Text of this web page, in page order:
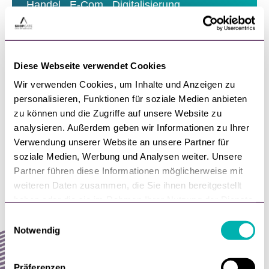
Diese Webseite verwendet Cookies
Wir verwenden Cookies, um Inhalte und Anzeigen zu
personalisieren, Funktionen für soziale Medien anbieten
zu können und die Zugriffe auf unsere Website zu
analysieren. Außerdem geben wir Informationen zu Ihrer
Verwendung unserer Website an unsere Partner für
soziale Medien, Werbung und Analysen weiter. Unsere
Partner führen diese Informationen möglicherweise mit
weiteren Daten zusammen, die Sie ihnen bereitgestellt
i
n
w
Notwendig
Handel, E-Com, Digitalisierung,
Make or Buy
Es passiert immer am Wochenende und an
Feiertagen: Zahnschmerzen. Aber zum Glück
gehört heute ein
vonWolfgang Holzhauser
20. Januar, 2023